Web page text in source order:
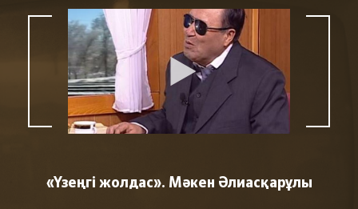
«Үзеңгі жолдас». Мәкен Әлиасқарұлы